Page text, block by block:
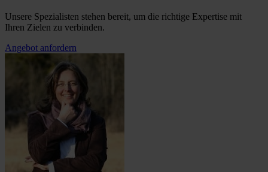
Unsere Spezialisten stehen bereit, um die richtige Expertise mit
Ihren Zielen zu verbinden.
Angebot anfordern